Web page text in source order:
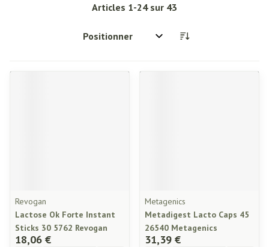
Articles 1-24sur 43
Trier par:
Revogan
Lactose Ok Forte Instant
Sticks 30 5762 Revogan
18,06 €
Metagenics
Metadigest Lacto Caps 45
26540 Metagenics
31,39 €